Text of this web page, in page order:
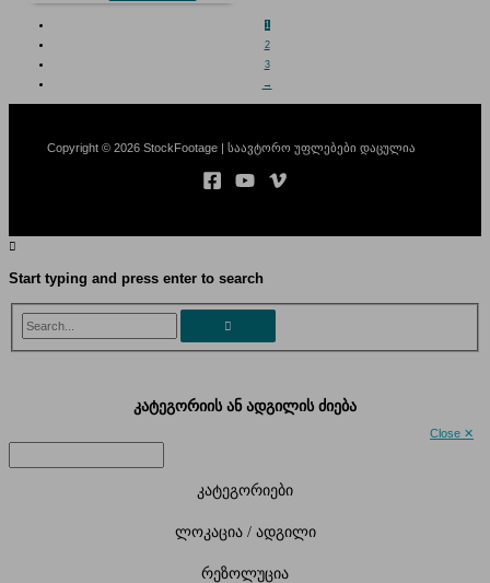
1
2
3
→
Copyright © 2026 StockFootage | საავტორო უფლებები დაცულია
Start typing and press enter to search
Search...
Close ✕
კატეგორიის ან ადგილის ძიება
კატეგორიები
ლოკაცია / ადგილი
რეზოლუცია